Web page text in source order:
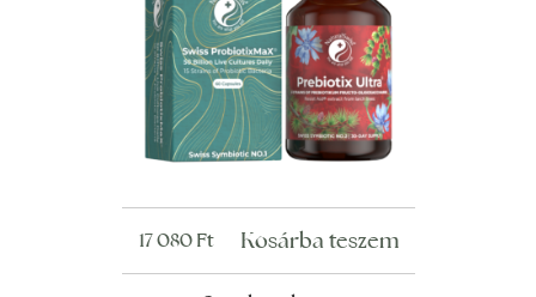
17 080Ft Kosárba teszem